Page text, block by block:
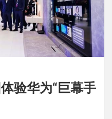
验华为“巨幕手